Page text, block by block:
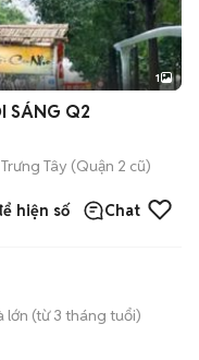
1
SÁNG Q2
Tây (Quận 2 cũ)
hiện số Chat
lớn (từ 3 tháng tuổi)